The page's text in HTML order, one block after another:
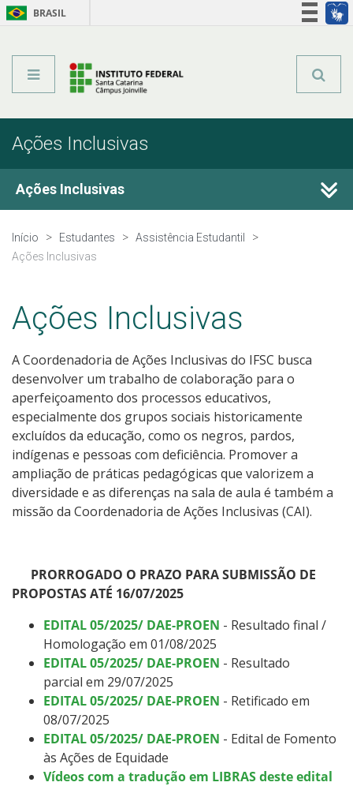
BRASIL
Ações Inclusivas
Ações Inclusivas
IVS
PAEVS
Auxílio Moradia
Alimentação Estudantil
Contatos
Início Estudantes
Assistência Estudantil
Ações Inclusivas
Ações Inclusivas
A Coordenadoria de Ações Inclusivas do IFSC busca
desenvolver um trabalho de colaboração para o
aperfeiçoamento dos processos educativos,
especialmente dos grupos sociais historicamente
excluídos da educação, como os negros, pardos,
indígenas e pessoas com deficiência. Promover a
ampliação de práticas pedagógicas que valorizem a
diversidade e as diferenças na sala de aula é também a
missão da Coordenadoria de Ações Inclusivas (CAI).
PRORROGADO O PRAZO PARA SUBMISSÃO DE
PROPOSTAS ATÉ 16/07/2025
EDITAL 05/2025/ DAE-PROEN - Resultado final /
Homologação em 01/08/2025
EDITAL 05/2025/ DAE-PROEN - Resultado
parcial em 29/07/2025
EDITAL 05/2025/ DAE-PROEN - Retificado em
08/07/2025
EDITAL 05/2025/ DAE-PROEN - Edital de Fomento
às Ações de Equidade
Vídeos com a tradução em LIBRAS deste edital